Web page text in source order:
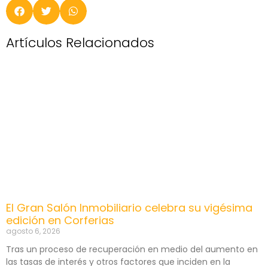
Artículos Relacionados
El Gran Salón Inmobiliario celebra su vigésima
edición en Corferias
agosto 6, 2026
Tras un proceso de recuperación en medio del aumento en
las tasas de interés y otros factores que inciden en la